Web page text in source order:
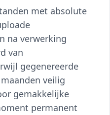
met absolute
na verwerking
van
gegenereerde
veilig
gemakkelijke
permanent